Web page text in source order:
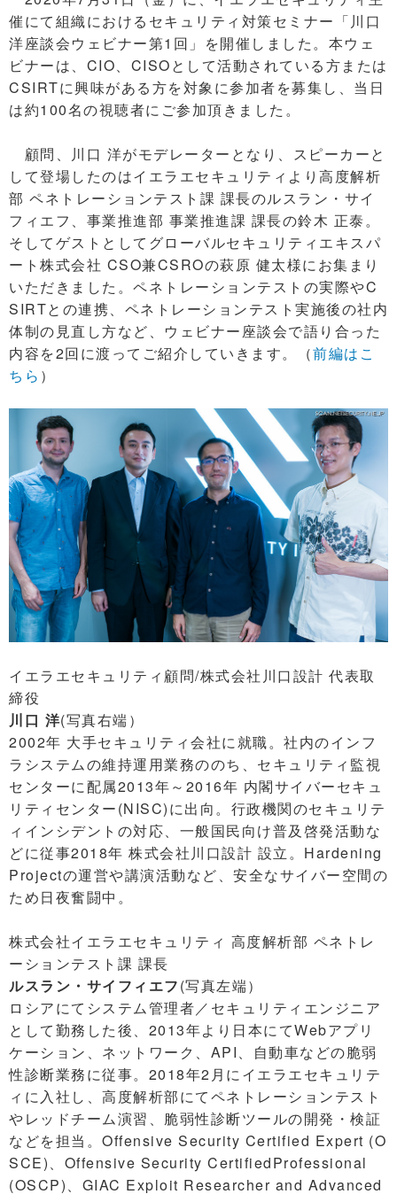
催にて組織におけるセキュリティ対策セミナー「川口
洋座談会ウェビナー第1回」を開催しました。本ウェ
ビナーは、CIO、CISOとして活動されている方または
CSIRTに興味がある方を対象に参加者を募集し、当日
は約100名の視聴者にご参加頂きました。
顧問、川口 洋がモデレーターとなり、スピーカーと
して登場したのはイエラエセキュリティより高度解析
部 ペネトレーションテスト課 課長のルスラン・サイ
フィエフ、事業推進部 事業推進課 課長の鈴木 正泰。
そしてゲストとしてグローバルセキュリティエキスパ
ート株式会社 CSO兼CSROの萩原 健太様にお集まり
いただきました。ペネトレーションテストの実際やC
SIRTとの連携、ペネトレーションテスト実施後の社内
体制の見直し方など、ウェビナー座談会で語り合った
内容を2回に渡ってご紹介していきます。（前編はこ
ちら ）
イエラエセキュリティ顧問/株式会社川口設計 代表取
締役
川口 洋(写真右端）
2002年 大手セキュリティ会社に就職。社内のインフ
ラシステムの維持運用業務ののち、セキュリティ監視
センターに配属2013年～2016年 内閣サイバーセキュ
リティセンター(NISC)に出向。行政機関のセキュリテ
ィインシデントの対応、一般国民向け普及啓発活動な
どに従事2018年 株式会社川口設計 設立。Hardening
Projectの運営や講演活動など、安全なサイバー空間の
ため日夜奮闘中。
株式会社イエラエセキュリティ 高度解析部 ペネトレ
ーションテスト課 課長
ルスラン・サイフィエフ(写真左端）
ロシアにてシステム管理者／セキュリティエンジニア
として勤務した後、2013年より日本にてWebアプリ
ケーション、ネットワーク、API、自動車などの脆弱
性診断業務に従事。2018年2月にイエラエセキュリテ
ィに入社し、高度解析部にてペネトレーションテスト
やレッドチーム演習、脆弱性診断ツールの開発・検証
などを担当。Offensive Security Certified Expert (O
SCE)、Offensive Security CertifiedProfessional
(OSCP)、GIAC Exploit Researcher and Advanced